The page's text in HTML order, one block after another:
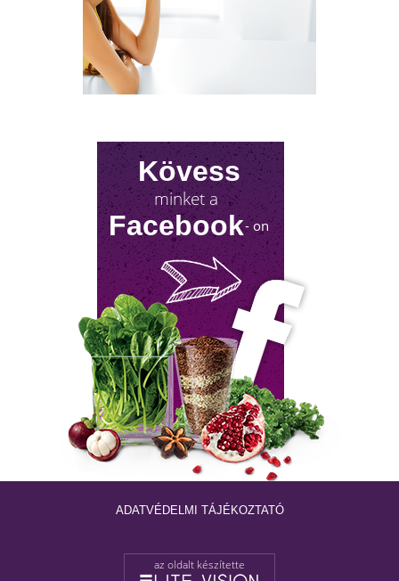
Sokan gondolják, hogy a változókor csak a
nőket érinti. Valójában a férfiaknál is
jelentkezik a tesztoszteronszint fokozatos
csökkenése, amit andropauzának vagy
férfiklimaxnak nevezünk. Honnan tudod,
NYIROKRENDSZER KISOKOS
A nyirokrendszerünk fontosságáról keveset
hallani! Mutatjuk, mit tehetsz érte!
Kövess
minket a
Facebook- on
ADATVÉDELMI TÁJÉKOZTATÓ
az oldalt készítette